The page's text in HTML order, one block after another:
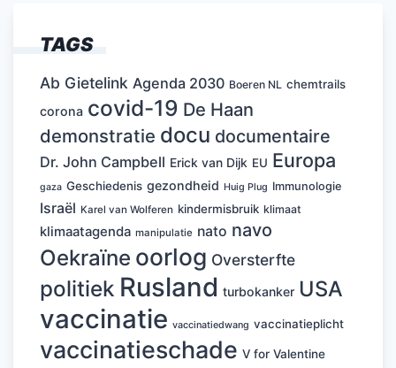
TAGS
Ab Gietelink Agenda 2030 Boeren NL chemtrails
corona covid-19 De Haan
demonstratie docu documentaire
Dr. John Campbell Erick van Dijk EU Europa
gaza Geschiedenis gezondheid Huig Plug Immunologie
Israël Karel van Wolferen kindermisbruik klimaat
klimaatagenda manipulatie nato navo
Oekraïne oorlog Oversterfte
politiek Rusland turbokanker USA
vaccinatie vaccinatiedwang vaccinatieplicht
vaccinatieschade V for Valentine